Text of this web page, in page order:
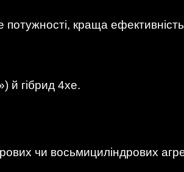
краща
й гібрид 4xe.
чи восьмициліндрових